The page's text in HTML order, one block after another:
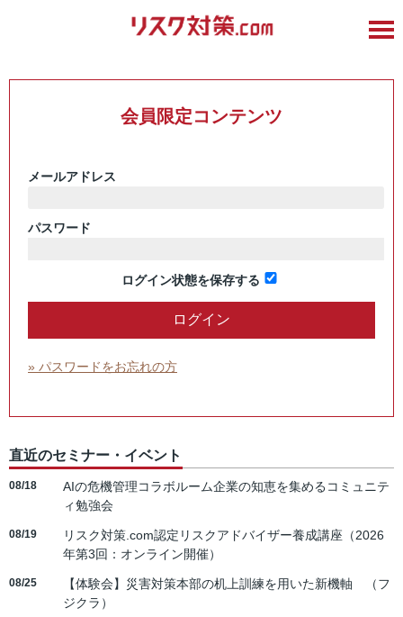
会員限定コンテンツ
メールアドレス
パスワード
ログイン状態を保存する
» パスワードをお忘れの方
直近のセミナー・イベント
08/18
AIの危機管理コラボルーム企業の知恵を集めるコミュニテ
ィ勉強会
08/19
リスク対策.com認定リスクアドバイザー養成講座（2026
年第3回：オンライン開催）
08/25
【体験会】災害対策本部の机上訓練を用いた新機軸 （フ
ジクラ）